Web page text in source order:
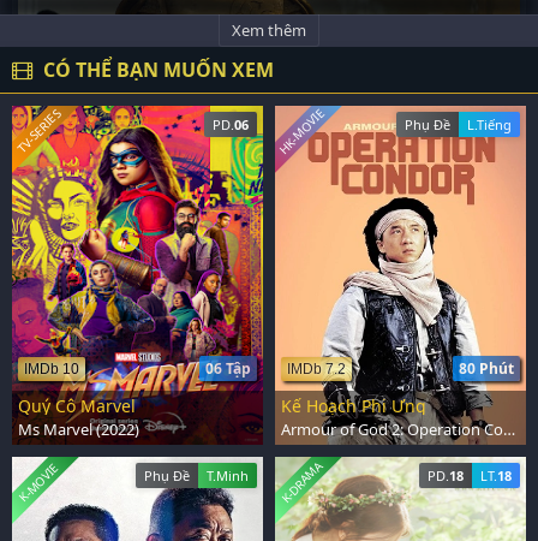
Xem thêm
CÓ THỂ BẠN MUỐN XEM
PD. 06
06 Tập
IMDb 10
TV-SERIES
Quý Cô Marvel
Ms Marvel (2022)
Phụ Đề L.Tiếng
80 Phút
IMDb 7.2
HK-MOVIE
Kế Hoạch Phi Ưng
Armour of God 2: Operation Condor (1991)
Phụ Đề T.Minh
K-MOVIE PD. 18 LT. 18
K-DRAMA